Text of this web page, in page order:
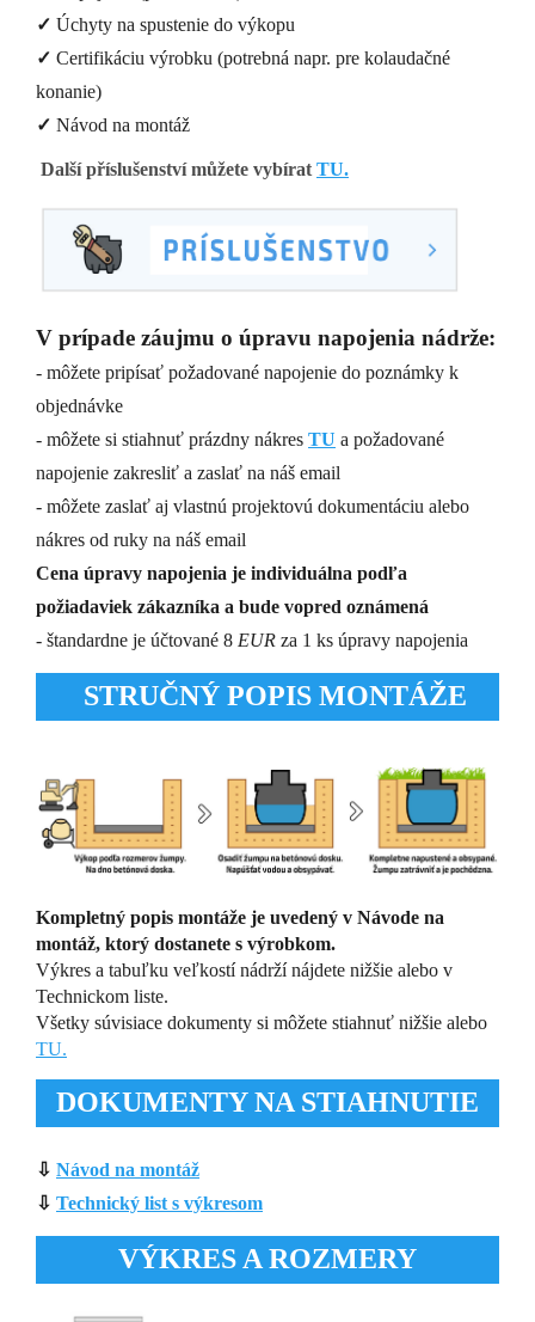
✓ Úchyty na spustenie do výkopu
✓ Certifikáciu výrobku (potrebná napr. pre kolaudačné
konanie)
✓ Návod na montáž
Další příslušenství můžete vybírat TU.
V prípade záujmu o úpravu napojenia nádrže:
- môžete pripísať požadované napojenie do poznámky k
objednávke
- môžete si stiahnuť prázdny nákres TU a požadované
napojenie zakresliť a zaslať na náš email
- môžete zaslať aj vlastnú projektovú dokumentáciu alebo
nákres od ruky na náš email
Cena úpravy napojenia je individuálna podľa
požiadaviek zákazníka a bude vopred oznámená
- štandardne je účtované 8 EUR za 1 ks úpravy napojenia
STRUČNÝ POPIS MONTÁŽE
Kompletný popis montáže je uvedený v Návode na
montáž, ktorý dostanete s výrobkom.
Výkres a tabuľku veľkostí nádrží nájdete nižšie alebo v
Technickom liste.
Všetky súvisiace dokumenty si môžete stiahnuť nižšie alebo
TU.
DOKUMENTY NA STIAHNUTIE
⇩ Návod na montáž
⇩ Technický list s výkresom
VÝKRES A ROZMERY